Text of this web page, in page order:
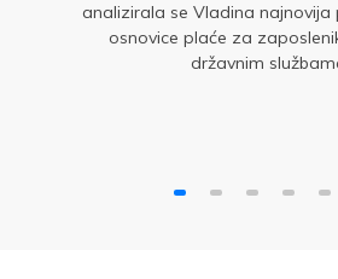
analizirala se Vladina
osnovice plaće za
državnim